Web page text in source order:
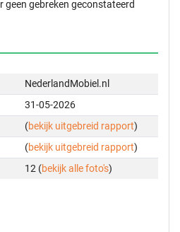
geen gebreken geconstateerd
NederlandMobiel.nl
31-05-2026
(bekijk uitgebreid rapport)
(bekijk uitgebreid rapport)
12 (bekijk alle foto's)